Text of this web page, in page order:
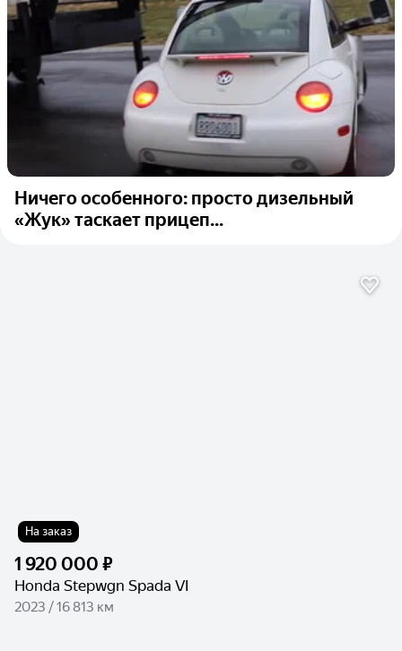
Ничего особенного: просто дизельный
«Жук» таскает прицеп...
На заказ
1 920 000 ₽
Honda Stepwgn Spada VI
2023 / 16 813 км